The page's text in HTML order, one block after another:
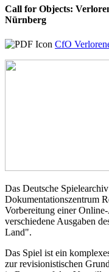
Call for Objects:
Nürnberg
CfO
Das Deutsche
Dokumentationszentrum
Vorbereitung einer
verschiedene Ausgaben
Land".
Das Spiel ist ein
zur revisionistischen